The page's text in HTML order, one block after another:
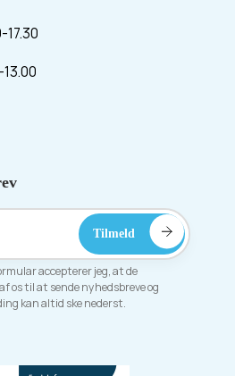
17.30
accepterer jeg, at de
os til at sende nyhedsbreve og
kan altid ske nederst.